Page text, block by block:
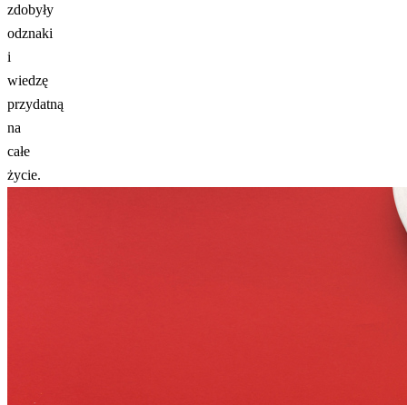
zdobyły
odznaki
i
wiedzę
przydatną
na
całe
życie.